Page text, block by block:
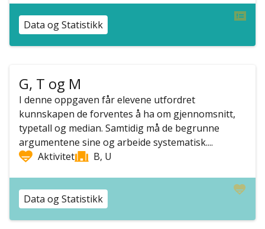
Data og Statistikk
G, T og M
I denne oppgaven får elevene utfordret
kunnskapen de forventes å ha om gjennomsnitt,
typetall og median. Samtidig må de begrunne
argumentene sine og arbeide systematisk....
Aktivitet
B, U
Data og Statistikk